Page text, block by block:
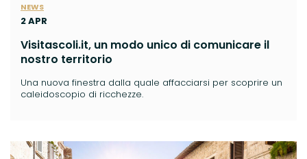
NEWS
2 APR
Visitascoli.it, un modo unico di comunicare il
nostro territorio
Una nuova finestra dalla quale affacciarsi per scoprire un
caleidoscopio di ricchezze.